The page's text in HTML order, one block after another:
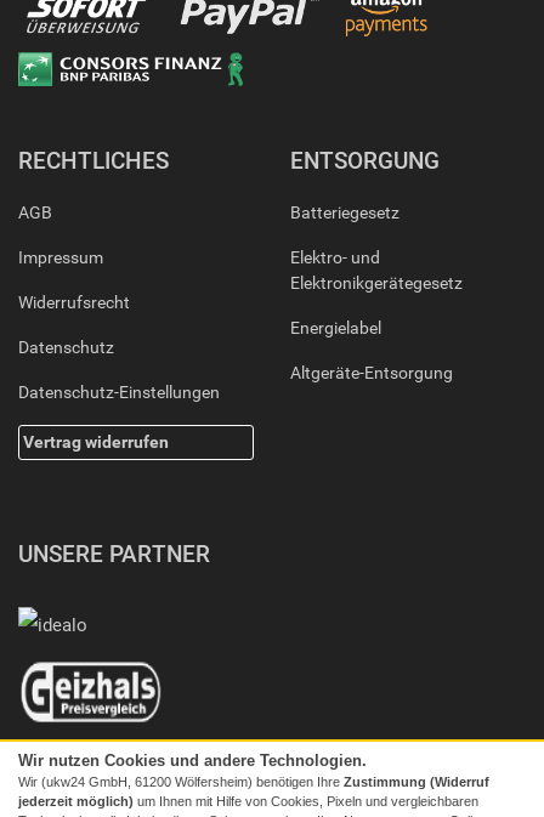
RECHTLICHES
AGB
Impressum
Widerrufsrecht
Datenschutz
Datenschutz-Einstellungen
Vertrag widerrufen
ENTSORGUNG
Batteriegesetz
Elektro- und
Elektronikgerätegesetz
Energielabel
Altgeräte-Entsorgung
UNSERE PARTNER
Wir nutzen Cookies und andere Technologien.
Wir (ukw24 GmbH, 61200 Wölfersheim) benötigen Ihre Zustimmung (Widerruf
jederzeit möglich) um Ihnen mit Hilfe von Cookies, Pixeln und vergleichbaren